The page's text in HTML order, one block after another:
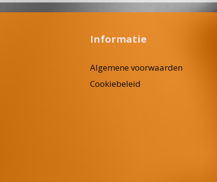
Informatie
Algemene voorwaarden
Cookiebeleid